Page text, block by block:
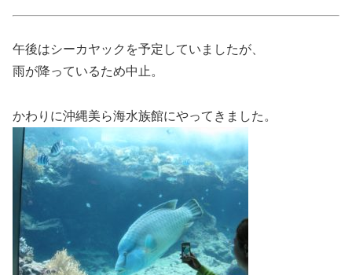
午後はシーカヤックを予定していましたが、
雨が降っているため中止。
かわりに沖縄美ら海水族館にやってきました。